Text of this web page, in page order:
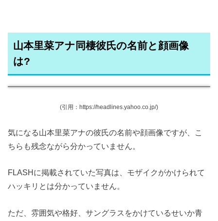
山本里菜アナ同棲彼氏の名前と顔画像
は?
(引用：https://headlines.yahoo.co.jp/)
気になる山本里菜アナの彼氏の名前や顔画像ですが、こ
ちらも残念ながら分かっていません。
FLASHに掲載されていた写真は、モザイクがかけられて
ハッキリとは分かっていません。
ただ、雰囲気や格好、サングラスをかけているせいか青